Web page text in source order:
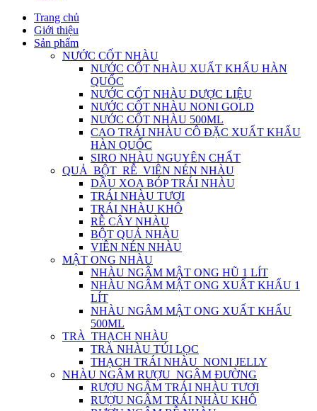
Trang chủ
Giới thiệu
Sản phẩm
NƯỚC CỐT NHÀU
NƯỚC CỐT NHÀU XUẤT KHẨU HÀN
QUỐC
NƯỚC CỐT NHÀU DƯỢC LIỆU
NƯỚC CỐT NHÀU NONI GOLD
NƯỚC CỐT NHÀU 500ML
CAO TRÁI NHÀU CÔ ĐẶC XUẤT KHẨU
HÀN QUỐC
SIRO NHÀU NGUYÊN CHẤT
QUẢ_BỘT_RỄ_VIÊN NÉN NHÀU
DẦU XOA BÓP TRÁI NHÀU
TRÁI NHÀU TƯƠI
TRÁI NHÀU KHÔ
RỄ CÂY NHÀU
BỘT QUẢ NHÀU
VIÊN NÉN NHÀU
MẬT ONG NHÀU
NHÀU NGÂM MẬT ONG HŨ 1 LÍT
NHÀU NGÂM MẬT ONG XUẤT KHẨU 1
LÍT
NHÀU NGÂM MẬT ONG XUẤT KHẨU
500ML
TRÀ_THẠCH NHÀU
TRÀ NHÀU TÚI LỌC
THẠCH TRÁI NHÀU_NONI JELLY
NHÀU NGÂM RƯỢU_NGÂM ĐƯỜNG
RƯỢU NGÂM TRÁI NHÀU TƯƠI
RƯỢU NGÂM TRÁI NHÀU KHÔ